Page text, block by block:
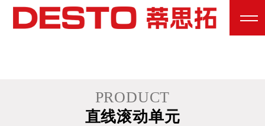
PRODUCT
直线滚动单元